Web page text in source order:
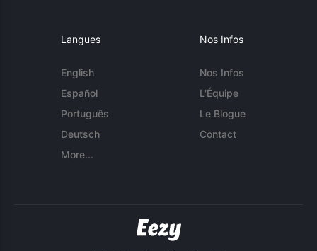
Langues
English
Español
Português
Deutsch
More...
Nos Infos
Nos Infos
L'Équipe
Le Blogue
Contact